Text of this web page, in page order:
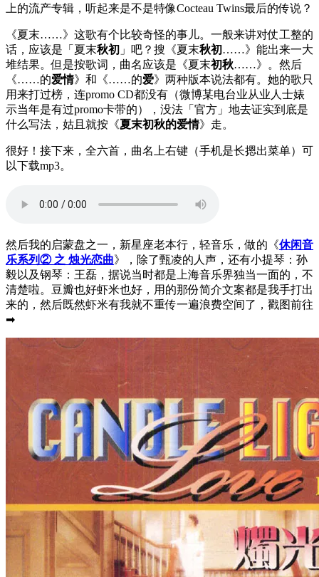
上的流产专辑，听起来是不是特像Cocteau Twins最后的传说？
《夏末……》这歌有个比较奇怪的事儿。一般来讲对仗工整的
话，应该是「夏末秋初 」吧？搜《夏末秋初……》能出来一大
堆结果。但是按歌词，曲名应该是《夏末初秋……》。然后
《……的爱情》和《……的爱》两种版本说法都有。她的歌只
用来打过榜，连promo CD都没有（微博某电台业从业人士婊
示当年是有过promo卡带的），没法「官方」地去证实到底是
什么写法，姑且就按《夏末初秋的爱情》走。
很好！接下来，全六首，曲名上右键（手机是长摁出菜单）可
以下载mp3。
然后我的启蒙盘之一，新星座老本行，轻音乐，做的《休闲音
乐系列② 之 烛光恋曲》，除了甄凌的人声，还有小提琴：孙
毅以及钢琴：王磊，据说当时都是上海音乐界独当一面的，不
清楚啦。豆瓣也好虾米也好，用的那份简介文案都是我手打出
来的，然后既然虾米有我就不重传一遍浪费空间了，戳图前往
➡